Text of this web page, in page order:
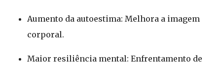
Aumento da autoestima: Melhora a imagem
corporal.
Maior resiliência mental: Enfrentamento de